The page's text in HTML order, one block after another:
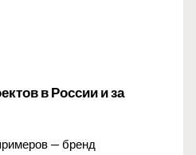
в России и за
— бренд